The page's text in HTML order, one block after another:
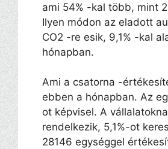
ami 54% -kal több, mint
Ilyen módon az eladott
CO2 -re esik, 9,1% -kal
hónapban.
Ami a csatorna -
ebben a hónapban. Az
ot képvisel. A
rendelkezik, 5,1%-ot
28146 egységgel